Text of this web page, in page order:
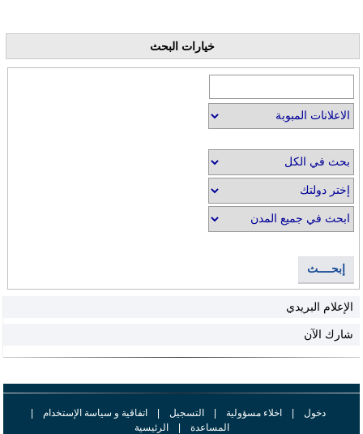
خيارات البحث
إبحــــث
الإعلام البريدي
شارك الآن
دخول اخلاء مسؤولية التسجيل اتفاقية و سياسة الإستخدام
المساعدة
الرئيسية